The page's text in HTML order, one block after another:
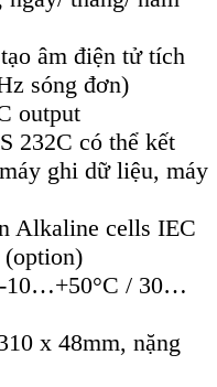
âm điện tử tích
sóng đơn)
output
232C có thể kết
ghi dữ liệu, máy
Alkaline cells IEC
(option)
10…+50°C / 30…
x 48mm, nặng